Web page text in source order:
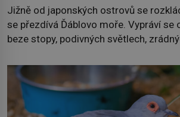
Jižně od japonských ostrovů se
se přezdívá Ďáblovo moře. Vypráví se
beze stopy, podivných světlech,
dávných legendách. Je tichomořský
skutečně prokletým místem, nebo se
nebezpečná příroda proměnila v jednu
nejpůsobivějších námořních záhad? […]